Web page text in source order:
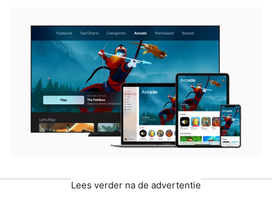
Lees verder na de advertentie